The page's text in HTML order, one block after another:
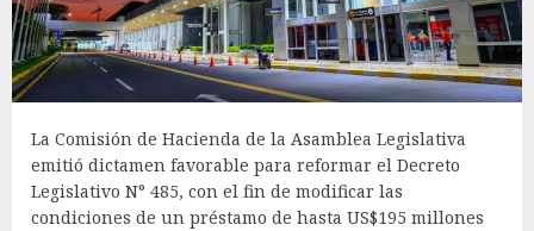
La Comisión de Hacienda de la Asamblea Legislativa
emitió dictamen favorable para reformar el Decreto
Legislativo N° 485, con el fin de modificar las
condiciones de un préstamo de hasta US$195 millones